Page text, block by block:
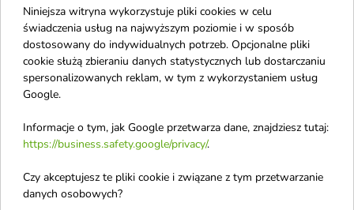
Top Choice Zestaw
pędzli do makijażu
Rose Gold 5 sztuk
Zestaw podstawowych pędzli
do makijażu
Top Choice Fashion
Design Myjka do
twarzy 1 sztuka
OUTLET favorite_border favorite_border
Niniejsza witryna wykorzystuje pliki cookies w celu
świadczenia usług na najwyższym poziomie i w sposób
dostosowany do indywidualnych potrzeb. Opcjonalne pliki
cookie służą zbieraniu danych statystycznych lub dostarczaniu
spersonalizowanych reklam, w tym z wykorzystaniem usług
Google.
Informacje o tym, jak Google przetwarza dane, znajdziesz tutaj:
https://business.safety.google/privacy/.
Czy akceptujesz te pliki cookie i związane z tym przetwarzanie
danych osobowych?